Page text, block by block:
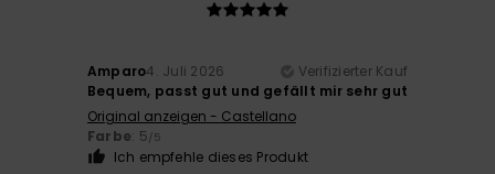
Amparo4. Juli 2026
Verifizierter Kauf
Bequem, passt gut und gefällt mir sehr gut
Original anzeigen - Castellano
Farbe: 5/5
Ich empfehle dieses Produkt